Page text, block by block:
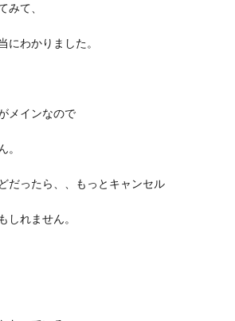
みて、
にわかりました。
メインなので
。
だったら、、もっとキャンセル
しれません。